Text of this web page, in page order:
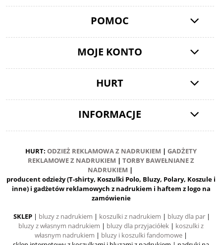
POMOC
MOJE KONTO
HURT
INFORMACJE
HURT: ODZIEŻ REKLAMOWA Z NADRUKIEM | GADŻETY
REKLAMOWE Z NADRUKIEM | TORBY BAWEŁNIANE Z
NADRUKIEM |
producent odzieży (T-shirty, Koszulki Polo, Bluzy, Polary, Koszule i
inne) i gadżetów reklamowych z nadrukiem i haftem z logo na
zamówienie
SKLEP | bluzy z nadrukiem | koszulki z nadrukiem | bluzy dla par |
bluzy z własnym nadrukiem | bluzy dla przyjaciółek | koszulki z
własnym nadrukiem | bluzy i koszulki fandomowe |